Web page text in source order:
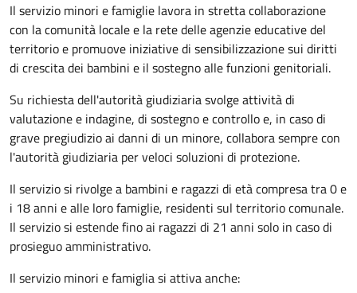
Il servizio minori e famiglie lavora in stretta collaborazione
con la comunità locale e la rete delle agenzie educative del
territorio e promuove iniziative di sensibilizzazione sui diritti
di crescita dei bambini e il sostegno alle funzioni genitoriali.
Su richiesta dell'autorità giudiziaria svolge attività di
valutazione e indagine, di sostegno e controllo e, in caso di
grave pregiudizio ai danni di un minore, collabora sempre con
l'autorità giudiziaria per veloci soluzioni di protezione.
Il servizio si rivolge a bambini e ragazzi di età compresa tra 0 e
i 18 anni e alle loro famiglie, residenti sul territorio comunale.
Il servizio si estende fino ai ragazzi di 21 anni solo in caso di
prosieguo amministrativo.
Il servizio minori e famiglia si attiva anche: